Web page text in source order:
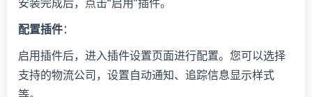
配置插件：
启用插件后，进入插件设置页面进行配置。您可以选择
支持的物流公司，设置自动通知、追踪信息显示样式
等。